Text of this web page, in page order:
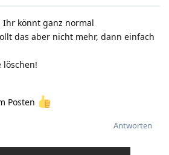
Ihr könnt ganz normal
das aber nicht mehr, dann einfach
löschen!
Posten
Antworten